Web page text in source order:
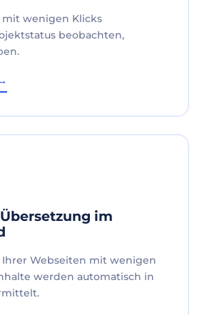
wenigen Klicks
beobachten,
im
Webseiten mit wenigen
werden automatisch in